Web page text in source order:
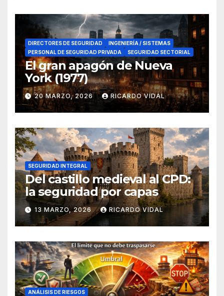
DIRECTORES DE SEGURIDAD
INGENIERÍA / SISTEMAS
PERSONAL DE SEGURIDAD PRIVADA
SEGURIDAD SECTORIAL
El gran apagón de Nueva
York (1977)
20 MARZO, 2026 RICARDO VIDAL
SEGURIDAD INTEGRAL
Del castillo medieval al CPD:
la seguridad por capas
13 MARZO, 2026 RICARDO VIDAL
ANÁLISIS DE RIESGOS